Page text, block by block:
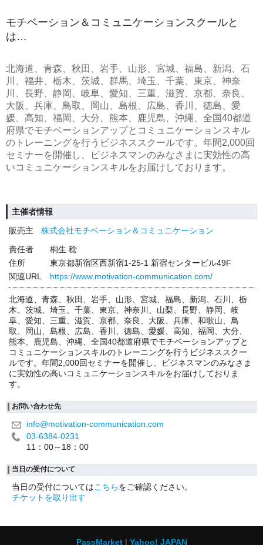
モチベーション＆コミュニケーションスクールと
は…
北海道、青森、秋田、岩手、山形、宮城、福島、新潟、石
川、福井、栃木、茨城、群馬、埼玉、千葉、東京、神奈
川、長野、静岡、岐阜、愛知、三重、滋賀、京都、奈良、
大阪、兵庫、鳥取、岡山、島根、広島、香川、徳島、愛
媛、高知、福岡、大分、熊本、鹿児島、沖縄、全国40都道
府県でモチベーションアップとコミュニケーションスキル
のトレーニングを行うビジネススクールです。年間2,000回
セミナーを開催し、ビジネスマンのみなさまに実効性の高
いコミュニケーションスキルをお届けしております。
主催者情報
販売主
株式会社モチベーション＆コミュニケーション
責任者
桐生 稔
住所
東京都新宿区西新宿1-25-1 新宿センタービル49F
関連URL
https://www.motivation-communication.com/
北海道、青森、秋田、岩手、山形、宮城、福島、新潟、石川、栃
木、茨城、埼玉、千葉、東京、神奈川、山梨、長野、静岡、岐
阜、愛知、三重、滋賀、京都、奈良、大阪、兵庫、和歌山、鳥
取、岡山、島根、広島、香川、徳島、愛媛、高知、福岡、大分、
熊本、鹿児島、沖縄、全国40都道府県でモチベーションアップと
コミュニケーションスキルのトレーニングを行うビジネススクー
ルです。年間2,000回セミナーを開催し、ビジネスマンのみなさま
に実効性の高いコミュニケーションスキルをお届けしておりま
す。
お問い合わせ先
info@motivation-communication.com
03-6384-0231
11：00～18：00
当日の受付について
当日の受付についてはこちらをご確認ください。
チケットを取り出す
PassMarket Yahoo! JAPAN